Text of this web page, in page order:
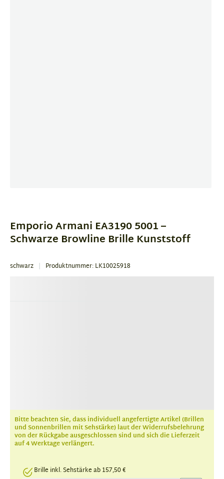
4
Emporio Armani EA3190 5001 –
Schwarze Browline Brille Kunststoff
schwarz Produktnummer: LK10025918
Bitte beachten Sie, dass individuell angefertigte Artikel (Brillen
und Sonnenbrillen mit Sehstärke) laut der Widerrufsbelehrung
von der Rückgabe ausgeschlossen sind und sich die Lieferzeit
auf 4 Werktage verlängert.
Brille inkl. Sehstärke ab 157,50 €